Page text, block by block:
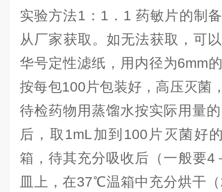
实验方法1：1．1 药敏片的制
从厂家获取。如无法获取，可
华号定性滤纸，用内径为6mm
按每包100片包装好，高压灭菌
待检药物用蒸馏水按实际用量
后，取1mL加到100片灭菌好
箱，待其充分吸收后（一般要4
皿上，在37℃温箱中充分烘干